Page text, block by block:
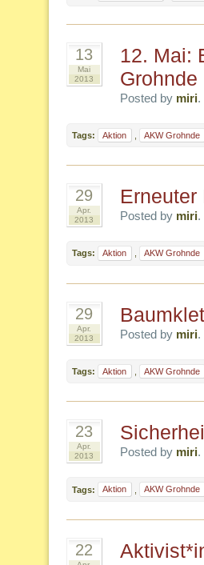
13
Mai
2013
12. Mai:
Grohnde
Posted by miri.
Tags: Aktion AKW Grohnde
29
Apr.
2013
Erneuter
Posted by miri.
Tags: Aktion , AKW Grohnde
29
Apr.
2013
Posted by miri.
Tags: Aktion AKW Grohnde
23
Apr.
2013
Posted by miri.
Tags: Aktion AKW Grohnde
22